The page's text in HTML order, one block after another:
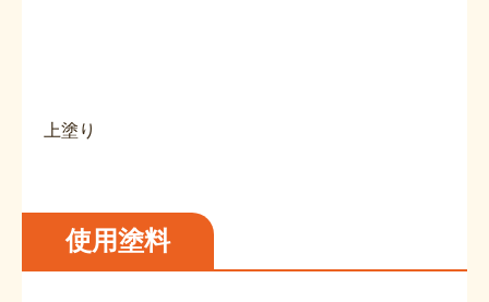
上塗り
使用塗料